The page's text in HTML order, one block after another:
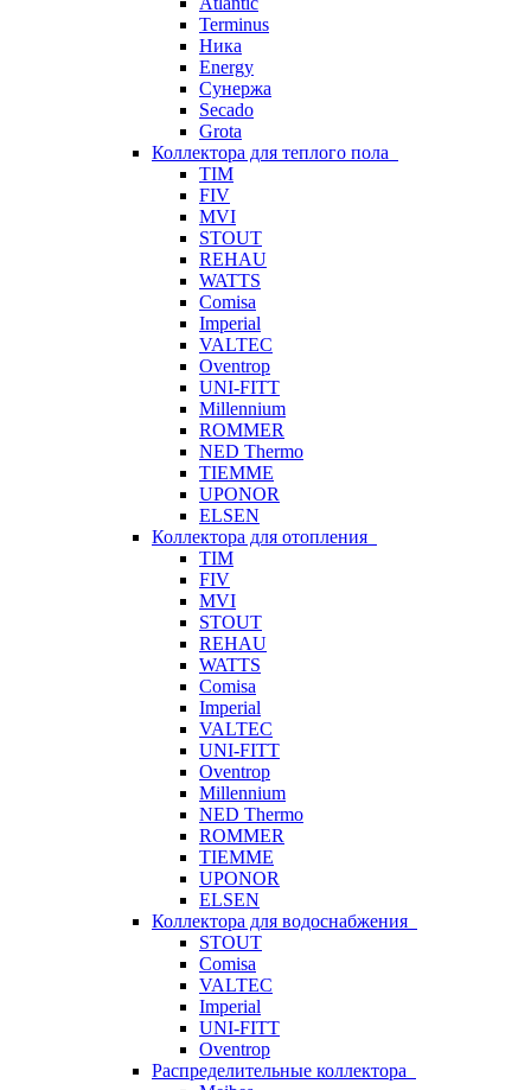
Terminus
Ника
Energy
Сунержа
Secado
Grota
Коллектора для теплого пола
TIM
FIV
MVI
STOUT
REHAU
WATTS
Comisa
Imperial
VALTEC
Oventrop
UNI-FITT
Millennium
ROMMER
NED Thermo
TIEMME
UPONOR
ELSEN
Коллектора для отопления
TIM
FIV
MVI
STOUT
REHAU
WATTS
Comisa
Imperial
VALTEC
UNI-FITT
Oventrop
Millennium
NED Thermo
ROMMER
TIEMME
UPONOR
ELSEN
Коллектора для водоснабжения
STOUT
Comisa
VALTEC
Imperial
UNI-FITT
Oventrop
Распределительные коллектора